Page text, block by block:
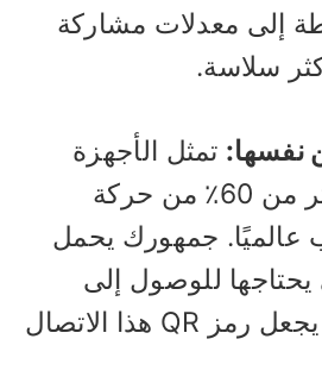
معدلات مشاركة
سلاسة.
تمثل الأجهزة
المحمولة الآن أكثر من 60٪ من حركة
جمهورك يحمل
للوصول إلى
تقييمك. ببساطة، يجعل رمز QR هذا الاتصال